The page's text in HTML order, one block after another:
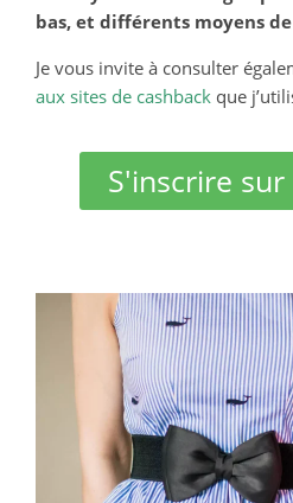
bas, et différents moyens
Je vous invite à consulter
aux sites de cashback que
S'inscrire